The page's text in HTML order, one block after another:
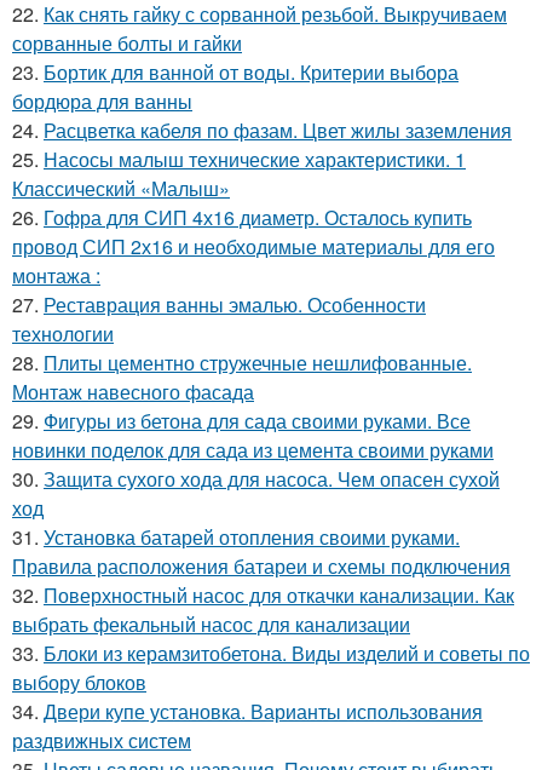
22. Как снять гайку с сорванной резьбой. Выкручиваем
сорванные болты и гайки
23. Бортик для ванной от воды. Критерии выбора
бордюра для ванны
24. Расцветка кабеля по фазам. Цвет жилы заземления
25. Насосы малыш технические характеристики. 1
Классический «Малыш»
26. Гофра для СИП 4х16 диаметр. Осталось купить
провод СИП 2х16 и необходимые материалы для его
монтажа :
27. Реставрация ванны эмалью. Особенности
технологии
28. Плиты цементно стружечные нешлифованные.
Монтаж навесного фасада
29. Фигуры из бетона для сада своими руками. Все
новинки поделок для сада из цемента своими руками
30. Защита сухого хода для насоса. Чем опасен сухой
ход
31. Установка батарей отопления своими руками.
Правила расположения батареи и схемы подключения
32. Поверхностный насос для откачки канализации. Как
выбрать фекальный насос для канализации
33. Блоки из керамзитобетона. Виды изделий и советы по
выбору блоков
34. Двери купе установка. Варианты использования
раздвижных систем